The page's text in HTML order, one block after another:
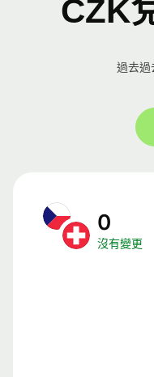
CZK
過去過
0
沒有變更